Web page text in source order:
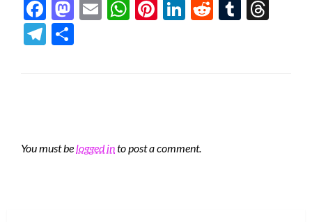
Facebook
Mastodon
EmailWhatsApp
Pinterest
LinkedIn
RedditTumblr
Telegram
You must be logged into post a comment.